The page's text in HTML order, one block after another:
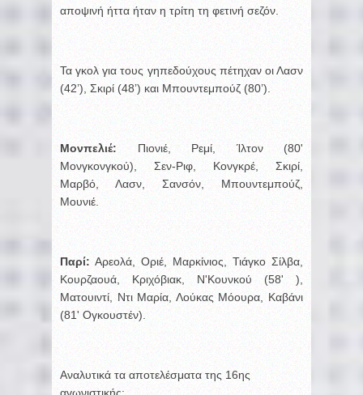
αποψινή ήττα ήταν η τρίτη τη φετινή σεζόν.
Τα γκολ για τους γηπεδούχους πέτηχαν οι Λασν
(42’), Σκιρί (48’) και Μπουντεμπούζ (80’).
Μονπελιέ: Πιονιέ, Ρεμί, Ίλτον (80'
Μονγκονγκού), Σεν-Ριφ, Κονγκρέ, Σκιρί,
Μαρβό, Λασν, Σανσόν, Μπουντεμπούζ,
Μουνιέ.
Παρί: Αρεολά, Οριέ, Μαρκίνιος, Τιάγκο Σίλβα,
Κουρζαουά, Κριχόβιακ, Ν'Κουνκού (58' ),
Ματουιντί, Ντι Μαρία, Λούκας Μόουρα, Καβάνι
(81' Ογκουστέν).
Αναλυτικά τα αποτελέσματα της 16ης